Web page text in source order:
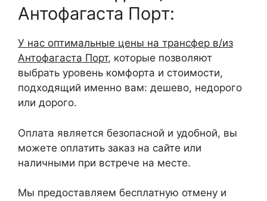
Антофагаста Порт:
У нас оптимальные цены на трансфер в/из
Антофагаста Порт, которые позволяют
выбрать уровень комфорта и стоимости,
подходящий именно вам: дешево, недорого
или дорого.
Оплата является безопасной и удобной, вы
можете оплатить заказ на сайте или
наличными при встрече на месте.
Мы предоставляем бесплатную отмену и